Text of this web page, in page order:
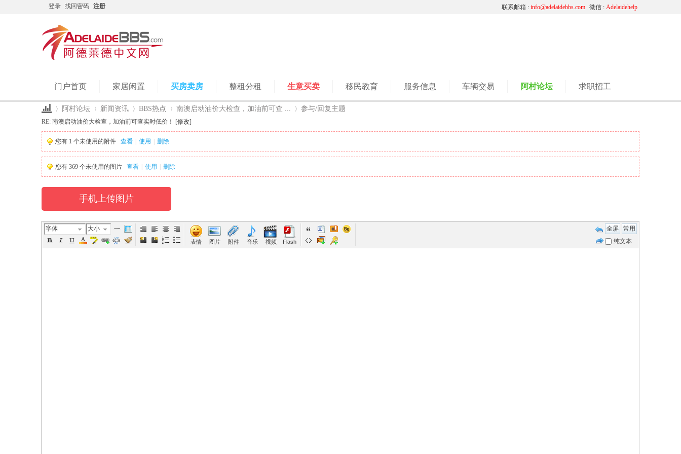
登录 找回密码 注册 微信 : Adelaidehelp
联系邮箱 : info@adelaidebbs.com
门户首页 家居闲置 买房卖房 整租分租 生意买卖 移民教育 服务信息 车辆交易 阿村论坛 求职招工
Ad ›
阿村论坛
›
新闻资讯
›
BBS热点
›
南澳启动油价大检查，加油前可查 ...
›
参与/回复主题
RE: 南澳启动油价大检查，加油前可查实时低价！ [修改]
您有 1 个未使用的附件 查看 使用 删除
您有 369 个未使用的图片 查看 使用 删除
手机上传图片
全屏
常用
纯文本
字体 大小
表情 图片 附件 音乐 视频 Flash